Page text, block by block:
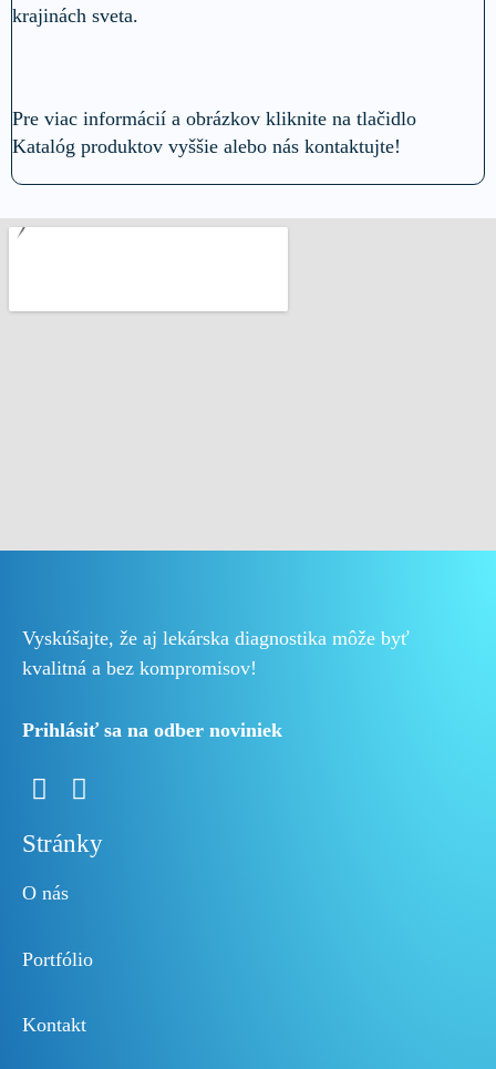
krajinách sveta.
Pre viac informácií a obrázkov kliknite na tlačidlo
Katalóg produktov vyššie alebo nás kontaktujte!
Vyskúšajte, že aj lekárska diagnostika môže byť
kvalitná a bez kompromisov!
Prihlásiť sa na odber noviniek
Stránky
O nás
Portfólio
Kontakt